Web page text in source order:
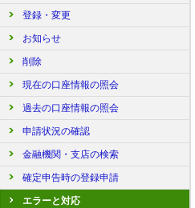
登録・変更
お知らせ
削除
現在の口座情報の照会
過去の口座情報の照会
申請状況の確認
金融機関・支店の検索
確定申告時の登録申請
エラーと対応